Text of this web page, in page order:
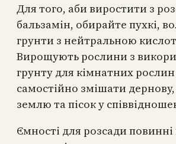
Для того, аби виростити з
бальзамін, обирайте пухкі,
грунти з нейтральною
Вирощують рослини з
грунту для кімнатних
самостійно змішати
землю та пісок у
Ємності для розсади